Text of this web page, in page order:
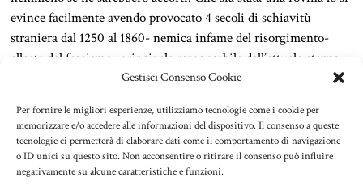
Gestisci Consenso Cookie
Per fornire le migliori esperienze, utilizziamo tecnologie come i cookie per
memorizzare e/o accedere alle informazioni del dispositivo. Il consenso a queste
tecnologie ci permetterà di elaborare dati come il comportamento di navigazione
o ID unici su questo sito. Non acconsentire o ritirare il consenso può influire
negativamente su alcune caratteristiche e funzioni.
evince facilmente avendo provocato 4 secoli di schiavitù
straniera dal 1250 al 1860- nemica infame del risorgimento-
alleata del fascismo- principale responsabile dell’attuale eterno
ignobile regime. Che sia ancora oggi una rovina lo vediamo dal
suo ruolo di principale sponsorizzatrice demagogica della
globalizzazione migratoria (per noi tutti gli assoluti sono
sbagliati e contro producenti, compreso quello migratorio). Per
quanto riguarda il comunismo èfallitoin decine e decine di